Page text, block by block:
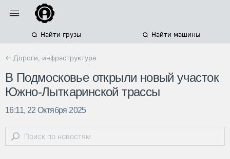
Найти грузы Найти машины
← Дороги, инфраструктура
В Подмосковье открыли новый участок
Южно-Лыткаринской трассы
16:11, 22 Октября 2025